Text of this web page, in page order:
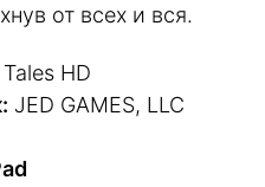
от всех и вся.
HD
JED GAMES, LLC